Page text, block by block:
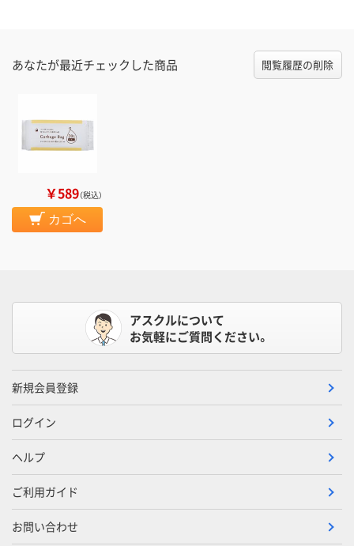
あなたが最近チェックした商品 閲覧履歴の削除
￥589（税込）
カゴへ
アスクルについて
お気軽にご質問ください。
新規会員登録
ログイン
ヘルプ
ご利用ガイド
お問い合わせ